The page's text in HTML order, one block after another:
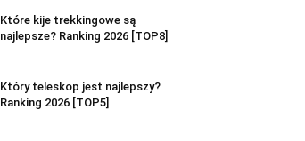
Które kije trekkingowe są
najlepsze? Ranking 2026 [TOP8]
Który teleskop jest najlepszy?
Ranking 2026 [TOP5]